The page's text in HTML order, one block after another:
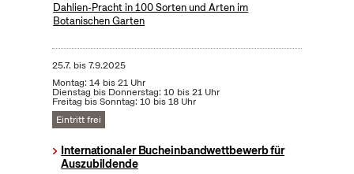
Dahlien-Pracht in 100 Sorten und Arten im
Botanischen Garten
25.7. bis7.9.2025
Montag: 14 bis 21 Uhr
Dienstag bis Donnerstag: 10 bis 21 Uhr
Freitag bis Sonntag: 10 bis 18 Uhr
Eintritt frei
Internationaler Bucheinbandwettbewerb für
Auszubildende